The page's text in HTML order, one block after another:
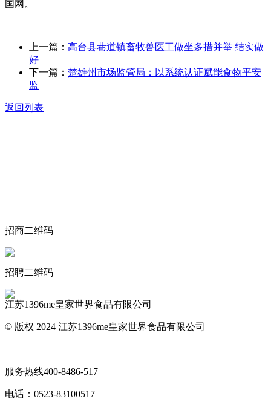
国网。
上一篇： 高台县巷道镇畜牧兽医工做坐多措并举 结实做
好
下一篇： 楚雄州市场监管局：以系统认证赋能食物平安
监
返回列表
招商二维码
招聘二维码
江苏1396me皇家世界食品有限公司
© 版权 2024 江苏1396me皇家世界食品有限公司
服务热线400-8486-517
电话： 0523-83100517